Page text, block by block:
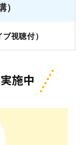
視聴付）
施中